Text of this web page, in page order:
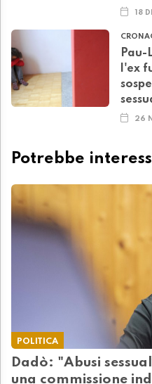
18
Pau-
l'ex
26
Potrebbe
POLITICA
Dadò: "Abusi
una commissione